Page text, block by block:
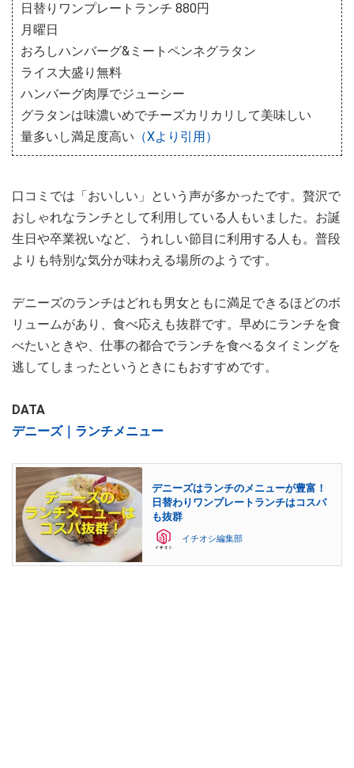
日替りワンプレートランチ 880円
月曜日
おろしハンバーグ&ミートペンネグラタン
ライス大盛り無料
ハンバーグ肉厚でジューシー
グラタンは味濃いめでチーズカリカリして美味しい
量多いし満足度高い （Xより引用）
口コミでは「おいしい」という声が多かったです。贅沢で
おしゃれなランチとして利用している人もいました。お誕
生日や卒業祝いなど、うれしい節目に利用する人も。普段
よりも特別な気分が味わえる場所のようです。
デニーズのランチはどれも男女ともに満足できるほどのボ
リュームがあり、食べ応えも抜群です。早めにランチを食
べたいときや、仕事の都合でランチを食べるタイミングを
逃してしまったというときにもおすすめです。
DATA
デニーズ｜ランチメニュー
デニーズはランチのメニューが豊富！
日替わりワンプレートランチはコスパ
も抜群
イチオシ編集部